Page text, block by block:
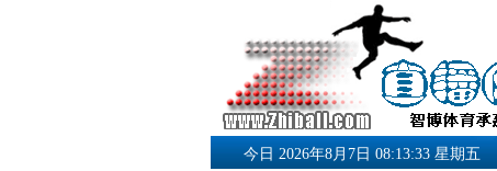
今日 2026年8月7日 08:13:34 星期五